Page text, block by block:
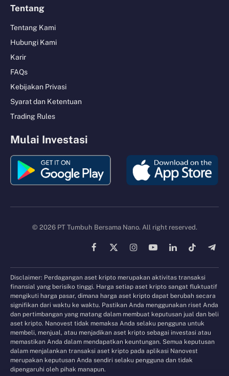
Tentang
Tentang Kami
Hubungi Kami
Karir
FAQs
Kebijakan Privasi
Syarat dan Ketentuan
Trading Rules
Mulai Investasi
© 2026 PT Tumbuh Bersama Nano. All right reserved.
Facebook
X
InstagramYouTubeLinkedInTikTok
Disclaimer: Perdagangan aset kripto merupakan aktivitas transaksi
finansial yang berisiko tinggi. Harga setiap aset kripto sangat fluktuatif
mengikuti harga pasar, dimana harga aset kripto dapat berubah secara
signifikan dari waktu ke waktu. Pastikan Anda menggunakan riset Anda
dan pertimbangan yang matang dalam membuat keputusan jual dan beli
aset kripto. Nanovest tidak memaksa Anda selaku pengguna untuk
membeli, menjual, atau menjadikan aset kripto sebagai investasi atau
memastikan Anda dalam mendapatkan keuntungan. Semua keputusan
dalam menjalankan transaksi aset kripto pada aplikasi Nanovest
merupakan keputusan Anda sendiri selaku pengguna dan tidak
dipengaruhi oleh pihak manapun.